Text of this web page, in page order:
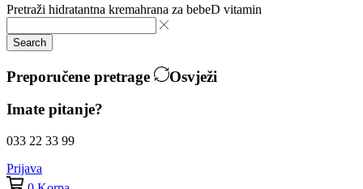
Pretraži hidratantna kremahrana za bebeD vitamin
Search
Preporučene pretrage
Osvježi
Imate pitanje?
033 22 33 99
Prijava